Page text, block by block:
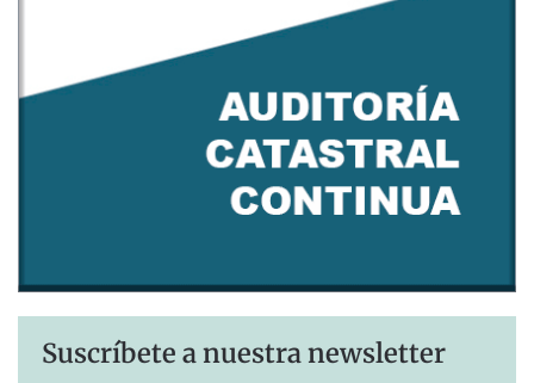
Suscríbete a nuestra newsletter